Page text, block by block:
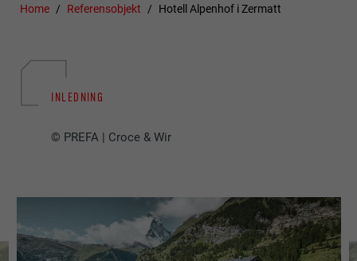
Home Referensobjekt Hotell Alpenhof i Zermatt
INLEDNING
© PREFA | Croce & Wir